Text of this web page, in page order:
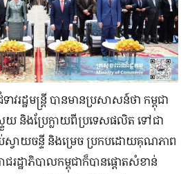
ាវរដ្ឋមន្ត្រី បានមានប្រសាសន៍ថា កម្ពុជា
និងប្រែក្លាយពីប្រទេសផលិត ទៅជា
ស្វាយចន្ទី និងម្រេច ប្រកបដោយគុណភាព
ដ្ឋាភិបាលកម្ពុជាក៏បាន​ផ្ដោតសំខាន់